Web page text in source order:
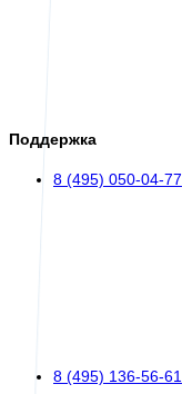
Поддержка
8 (495) 050-04-77
8 (495) 136-56-61